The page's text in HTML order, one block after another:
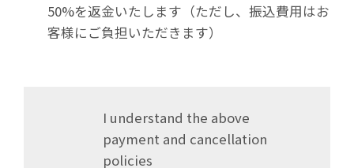
50%を返金いたします（ただし、振込費用はお
客様にご負担いただきます）
I understand the above
payment and cancellation
policies